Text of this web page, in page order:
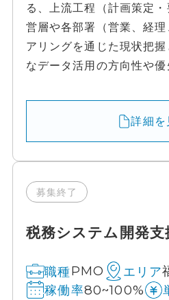
る、上流工程（計画策定
営層や各部署（営業、経
アリングを通じた現状把
なデータ活用の方向性や優
詳細を
募集終了
税務システム開発
職種PMO エリア
稼働率80~100%